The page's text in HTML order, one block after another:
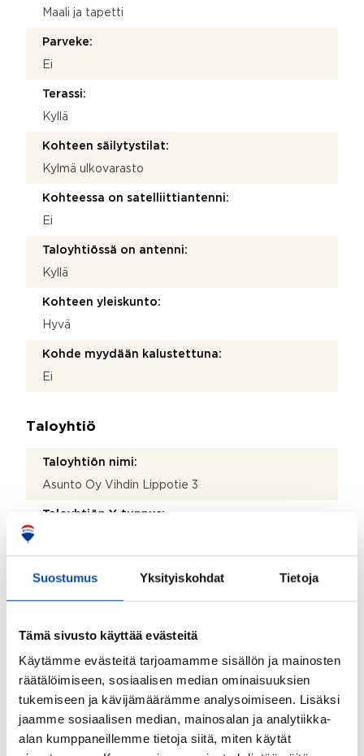
Suostumus Yksityiskohdat Tietoja
Tämä sivusto käyttää evästeitä
Käytämme evästeitä tarjoamamme sisällön ja mainosten
räätälöimiseen, sosiaalisen median ominaisuuksien
tukemiseen ja kävijämäärämme analysoimiseen. Lisäksi
jaamme sosiaalisen median, mainosalan ja analytiikka-
alan kumppaneillemme tietoja siitä, miten käytät
Maali ja tapetti
Parveke:
Ei
Terassi:
Kyllä
Kohteen säilytystilat:
Kylmä ulkovarasto
Kohteessa on satelliittiantenni:
Ei
Taloyhtiössä on antenni:
Kyllä
Kohteen yleiskunto:
Hyvä
Kohde myydään kalustettuna:
Ei
Taloyhtiö
Taloyhtiön nimi:
Asunto Oy Vihdin Lippotie 3
Taloyhtiön Y-tunnus:
Asukkaat
Lisätietoja kiinteistönhoidosta:
Lumityöt yhtiössä hoitaa Vetomo Oy
Isännöitsijätoimisto:
Sp-isännöintipalvelut Oy